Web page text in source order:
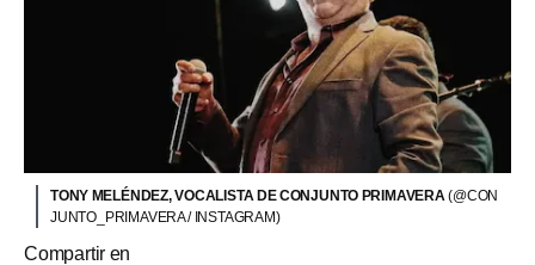
TONY MELÉNDEZ, VOCALISTA DE CONJUNTO PRIMAVERA(@CON
JUNTO_PRIMAVERA / INSTAGRAM)
Compartir en